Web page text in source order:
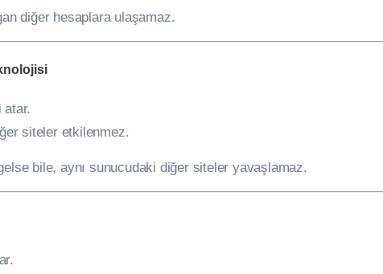
diğer hesaplara ulaşamaz.
atar.
siteler etkilenmez.
bile, aynı sunucudaki diğer siteler yavaşlamaz.